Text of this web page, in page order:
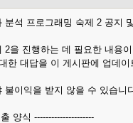
분석 프로그래밍 숙제 2 공지
2을 진행하는 데 필요한 내용
한 대답을 이 게시판에 업데이
불이익을 받지 않을 수 있습니
양식 ---------------------